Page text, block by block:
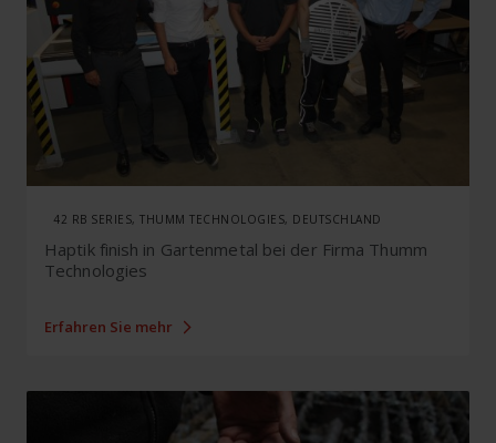
42 RB SERIES, THUMM TECHNOLOGIES, DEUTSCHLAND
Haptik finish in Gartenmetal bei der Firma Thumm
Technologies
Erfahren Sie mehr